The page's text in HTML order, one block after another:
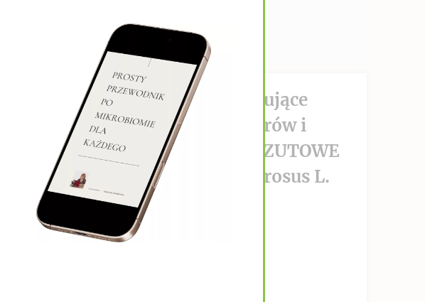
DZIAŁANIE hamujące
wzrost nowotworów i
PRZECIWPRZERZUTOWE
Helianthus Tuberosus L.
CZYTAJ DALEJ >>